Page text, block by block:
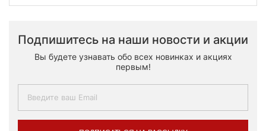
Подпишитесь на наши новости и акции
Вы будете узнавать обо всех новинках и акциях
первым!